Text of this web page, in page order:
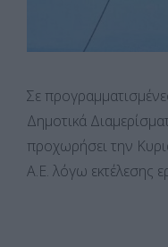
Σε
Δημοτικά
προχωρήσει την
Α.Ε. λόγω εκτέλεσης